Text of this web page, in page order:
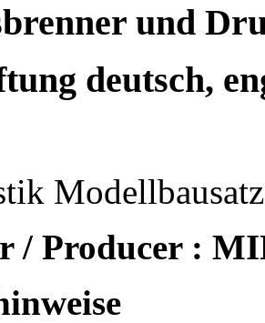
und
deutsch,
/ Producer :